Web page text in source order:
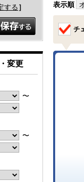
表示順
チ
する ］
変更
〜
〜